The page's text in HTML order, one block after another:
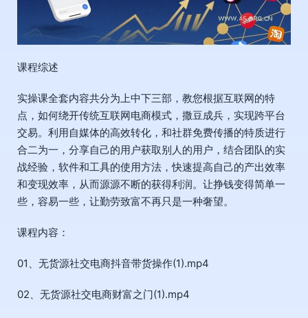
课程综述
实操课全套内容共分为上中下三部，教您根据互联网的特
点，如何绕开传统互联网电商模式，撒豆成兵，实现跨平台
交易。利用自媒体的高效转化，和社群免费传播的特质进行
合二为一，分享自己的用户获取别人的用户，结合团队的实
战经验，软件和工具的使用方法，快速提高自己的产出效率
和变现效率，从而源源不断的获得利润。让挣钱变得简单一
些，容易一些，让勤劳致富不再只是一种奢望。
课程内容：
01、无货源社交电商抖音带货操作(1).mp4
02、无货源社交电商财富之门(1).mp4